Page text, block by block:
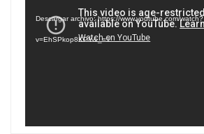
vídeo
Descargar archivo: https://www.youtube.com/watch?
v=EhSPkop8KPY&_=1